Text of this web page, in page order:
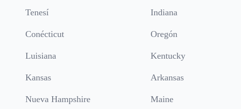
Tenesí Indiana
Conécticut Oregón
Luisiana Kentucky
Kansas Arkansas
Nueva Hampshire Maine